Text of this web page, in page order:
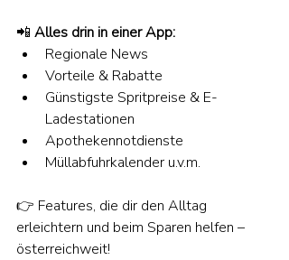
📲 Alles drin in einer App:
Regionale News
Vorteile & Rabatte
Günstigste Spritpreise & E-
Ladestationen
Apothekennotdienste
Müllabfuhrkalender u.v.m.
👉 Features, die dir den Alltag
erleichtern und beim Sparen helfen –
österreichweit!